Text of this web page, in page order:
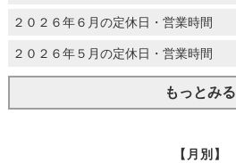
２０２６年６月の定休日・営業時間
２０２６年５月の定休日・営業時間
もっとみる
【月別】